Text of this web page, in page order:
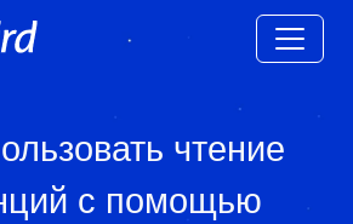
чтение
с помощью